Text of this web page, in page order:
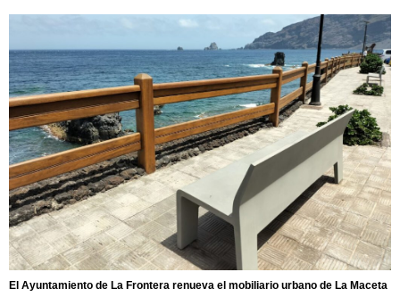
El Ayuntamiento de La Frontera renueva el mobiliario urbano de La Maceta